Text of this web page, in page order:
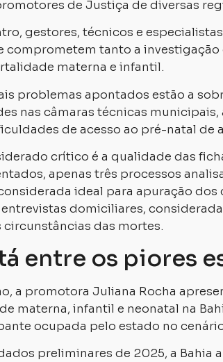
de Justiça de diversas
gestores, técnicos e
comprometem tanto a
materna e infantil.
problemas apontados estão a
nas câmaras técnicas municipais,
de acesso ao pré-natal de
crítico é a qualidade das
apenas três processos
ideal para apuração dos
domiciliares,
das mortes.
entre os piores
a promotora Juliana Rocha
materna, infantil e neonatal na
ocupada pelo estado no
preliminares de 2025, a Bahia